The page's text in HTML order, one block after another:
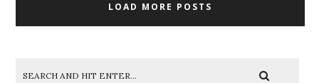
LOAD MORE POSTS